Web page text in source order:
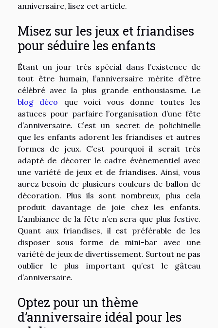
anniversaire, lisez cet article.
Misez sur les jeux et friandises
pour séduire les enfants
Étant un jour très spécial dans l’existence de
tout être humain, l’anniversaire mérite d’être
célébré avec la plus grande enthousiasme. Le
blog déco que voici vous donne toutes les
astuces pour parfaire l’organisation d’une fête
d’anniversaire. C’est un secret de polichinelle
que les enfants adorent les friandises et autres
formes de jeux. C’est pourquoi il serait très
adapté de décorer le cadre événementiel avec
une variété de jeux et de friandises. Ainsi, vous
aurez besoin de plusieurs couleurs de ballon de
décoration. Plus ils sont nombreux, plus cela
produit davantage de joie chez les enfants.
L’ambiance de la fête n’en sera que plus festive.
Quant aux friandises, il est préférable de les
disposer sous forme de mini-bar avec une
variété de jeux de divertissement. Surtout ne pas
oublier le plus important qu’est le gâteau
d’anniversaire.
Optez pour un thème
d’anniversaire idéal pour les